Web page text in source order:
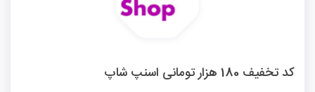
کد تخفیف 180 هزار تومانی اسنپ شاپ